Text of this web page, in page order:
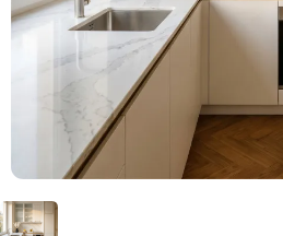
Рассрочка и кредит
Схема работы
Акции и скидки
Портфолио